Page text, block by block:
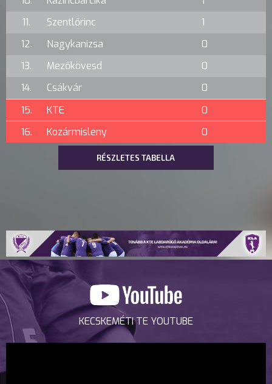
11.
Szentlőrinc
1
12.
Nagykanizsa
0
13.
Mezőkövesd
0
14.
Csákvár
0
15.
KTE
0
16.
Kozármisleny 0
RÉSZLETES TABELLA
KECSKEMÉTI TE YOUTUBE